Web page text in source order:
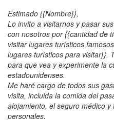
Estimado {{Nombre}},
Lo invito a visitarnos y pasar
con nosotros por {{cantidad de
visitar lugares turísticos
lugares turísticos para visitar}}.
para que vea y experimente la
estadounidenses.
Me haré cargo de todos sus
visita, incluida la comida del
alojamiento, el seguro médico
personales.